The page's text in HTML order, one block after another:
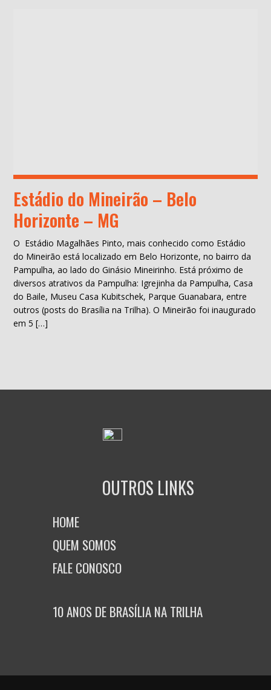
Estádio do Mineirão – Belo
Horizonte – MG
O Estádio Magalhães Pinto, mais conhecido como Estádio
do Mineirão está localizado em Belo Horizonte, no bairro da
Pampulha, ao lado do Ginásio Mineirinho. Está próximo de
diversos atrativos da Pampulha: Igrejinha da Pampulha, Casa
do Baile, Museu Casa Kubitschek, Parque Guanabara, entre
outros (posts do Brasília na Trilha). O Mineirão foi inaugurado
em 5 […]
OUTROS LINKS
HOME
QUEM SOMOS
FALE CONOSCO
10 ANOS DE BRASÍLIA NA TRILHA